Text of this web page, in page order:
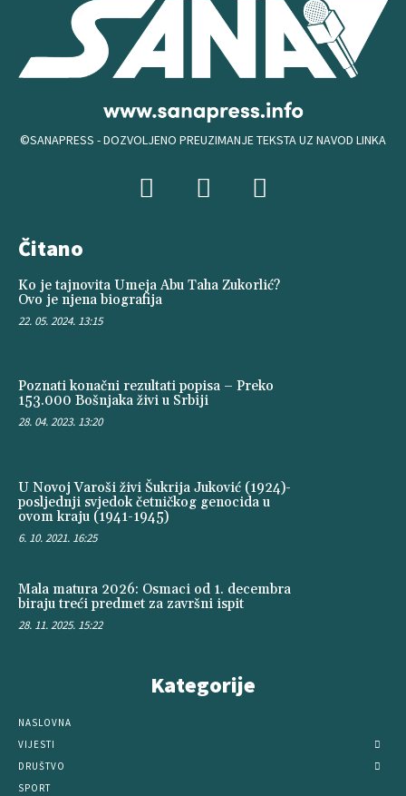
©SANAPRESS - DOZVOLJENO PREUZIMANJE TEKSTA UZ NAVOD LINKA
Čitano
Ko je tajnovita Umeja Abu Taha Zukorlić?
Ovo je njena biografija
22. 05. 2024. 13:15
Poznati konačni rezultati popisa – Preko
153.000 Bošnjaka živi u Srbiji
28. 04. 2023. 13:20
U Novoj Varoši živi Šukrija Juković (1924)-
posljednji svjedok četničkog genocida u
ovom kraju (1941-1945)
6. 10. 2021. 16:25
Mala matura 2026: Osmaci od 1. decembra
biraju treći predmet za završni ispit
28. 11. 2025. 15:22
Kategorije
NASLOVNA
VIJESTI
DRUŠTVO
SPORT